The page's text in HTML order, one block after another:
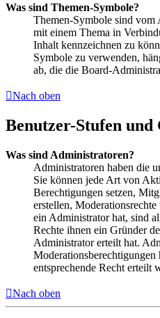
Was sind Themen-Symbole?
Themen-Symbole sind vom
mit einem Thema in
Inhalt kennzeichnen zu
Symbole zu verwenden,
ab, die die Board-
Nach oben
Benutzer-Stufen und
Was sind Administratoren?
Administratoren haben die
Sie können jede Art von
Berechtigungen setzen,
erstellen,
ein Administrator hat, sind
Rechte ihnen ein Gründer
Administrator erteilt hat.
Moderationsberechtigungen
entsprechende Recht erteilt
Nach oben